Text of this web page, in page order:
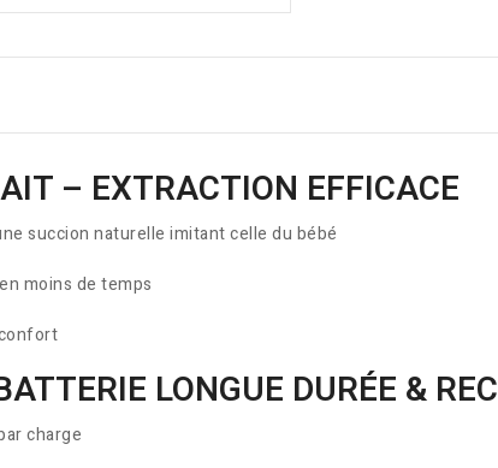
– EXTRACTION EFFICACE
succion naturelle imitant celle du bébé
moins de temps
LONGUE DURÉE &
charge